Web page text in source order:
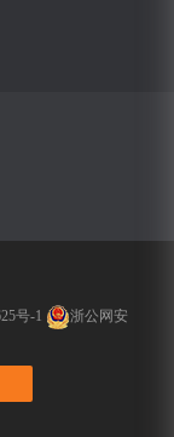
号-1
浙公网安